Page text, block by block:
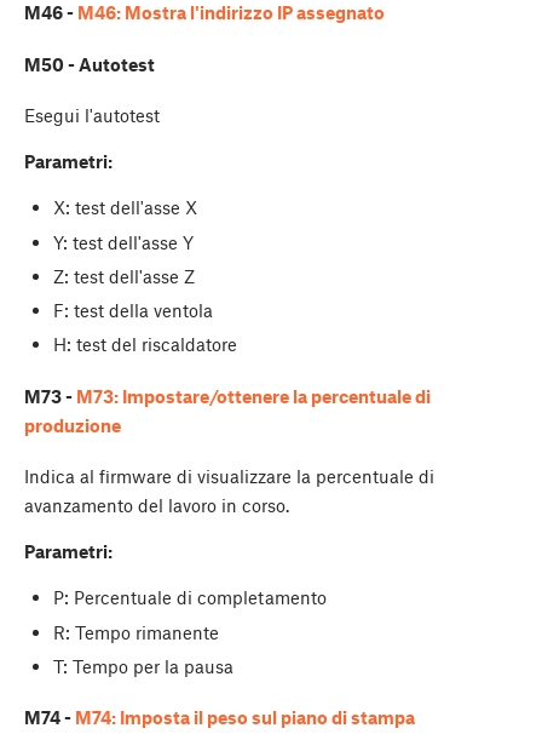
M46 - M46: Mostra l'indirizzo IP assegnato
M50 - Autotest
Esegui l'autotest
Parametri:
X: test dell'asse X
Y: test dell'asse Y
Z: test dell'asse Z
F: test della ventola
H: test del riscaldatore
M73 - M73: Impostare/ottenere la percentuale di
produzione
Indica al firmware di visualizzare la percentuale di
avanzamento del lavoro in corso.
Parametri:
P: Percentuale di completamento
R: Tempo rimanente
T: Tempo per la pausa
M74 - M74: Imposta il peso sul piano di stampa